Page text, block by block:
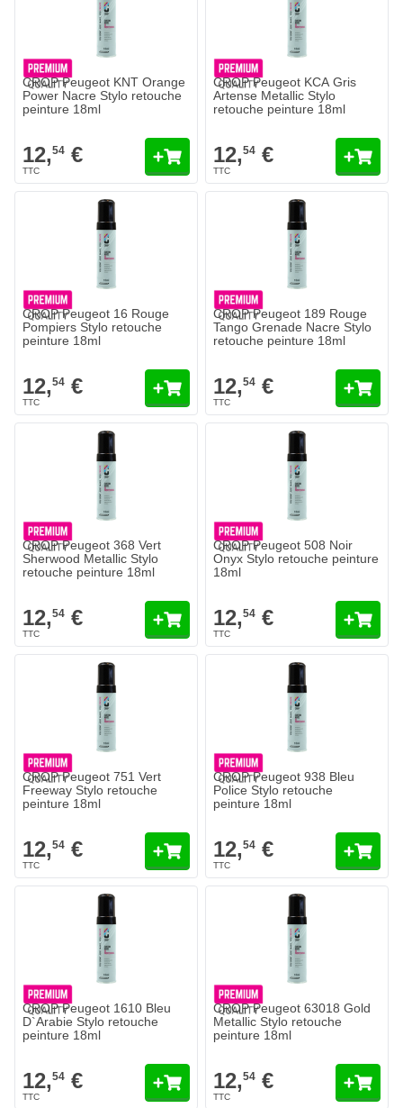
CROP Peugeot KNT Orange
Power Nacre Stylo retouche
peinture 18ml
12,54 €
CROP Peugeot KCA Gris
Artense Metallic Stylo
retouche peinture 18ml
12,54 €
CROP Peugeot 16 Rouge
Pompiers Stylo retouche
peinture 18ml
12,54 €
CROP Peugeot 189 Rouge
Tango Grenade Nacre Stylo
retouche peinture 18ml
12,54 €
CROP Peugeot 368 Vert
Sherwood Metallic Stylo
retouche peinture 18ml
12,54 €
CROP Peugeot 508 Noir
Onyx Stylo retouche peinture
18ml
12,54 €
CROP Peugeot 751 Vert
Freeway Stylo retouche
peinture 18ml
12,54 €
CROP Peugeot 938 Bleu
Police Stylo retouche
peinture 18ml
12,54 €
CROP Peugeot 1610 Bleu
D`Arabie Stylo retouche
peinture 18ml
12,54 €
CROP Peugeot 63018 Gold
Metallic Stylo retouche
peinture 18ml
12,54 €